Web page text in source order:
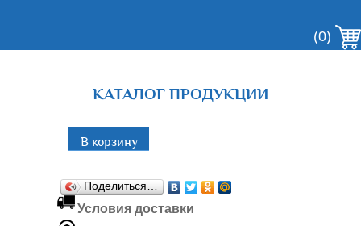
(0)
КАТАЛОГ ПРОДУКЦИИ
Поделиться…
Условия доставки